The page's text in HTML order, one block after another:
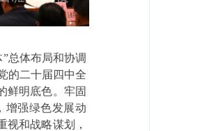
”总体布局和协调
的二十届四中全
鲜明底色。牢固
增强绿色发展动
和战略谋划，